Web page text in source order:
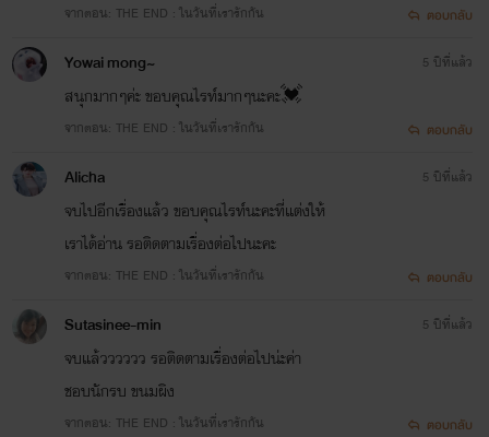
จากตอน: THE END : ในวันที่เรารักกัน ตอบกลับ
Yowai mong~
สนุกมากๆค่ะ ขอบคุณไรท์มากๆนะคะ💓
จากตอน: THE END : ในวันที่เรารักกัน
5 ปีที่แล้ว
ตอบกลับ
Alicha
จบไปอีกเรื่องแล้ว ขอบคุณไรท์นะคะที่แต่งให้
เราได้อ่าน รอติดตามเรื่องต่อไปนะคะ
จากตอน: THE END : ในวันที่เรารักกัน
5 ปีที่แล้ว
ตอบกลับ
Sutasinee-min
จบแล้วววววว รอติดตามเรื่องต่อไปน่ะค่า
ชอบนักรบ ขนมผิง
จากตอน: THE END : ในวันที่เรารักกัน
5 ปีที่แล้ว
ตอบกลับ